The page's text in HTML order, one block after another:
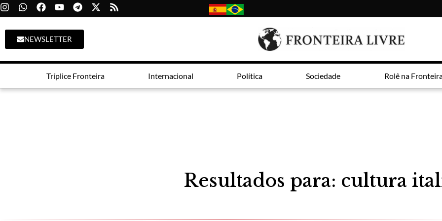
NEWSLETTER
Tríplice Fronteira Internacional Política Sociedade Rolê na
Resultados para: cultura